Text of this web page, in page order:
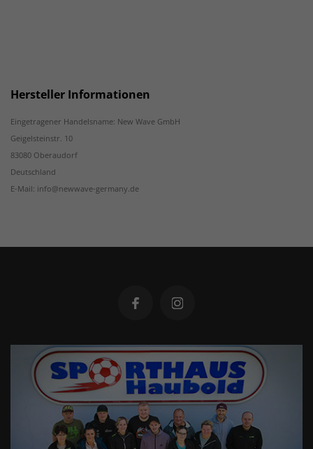
Hersteller Informationen
Eingetragener Handelsname: New Wave GmbH
Geigelsteinstr. 10
83080 Oberaudorf
Deutschland
E-Mail: info@newwave-germany.de